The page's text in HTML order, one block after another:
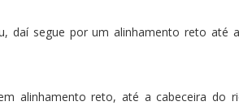
daí segue por um alinhamento reto até
alinhamento reto, até a cabeceira do